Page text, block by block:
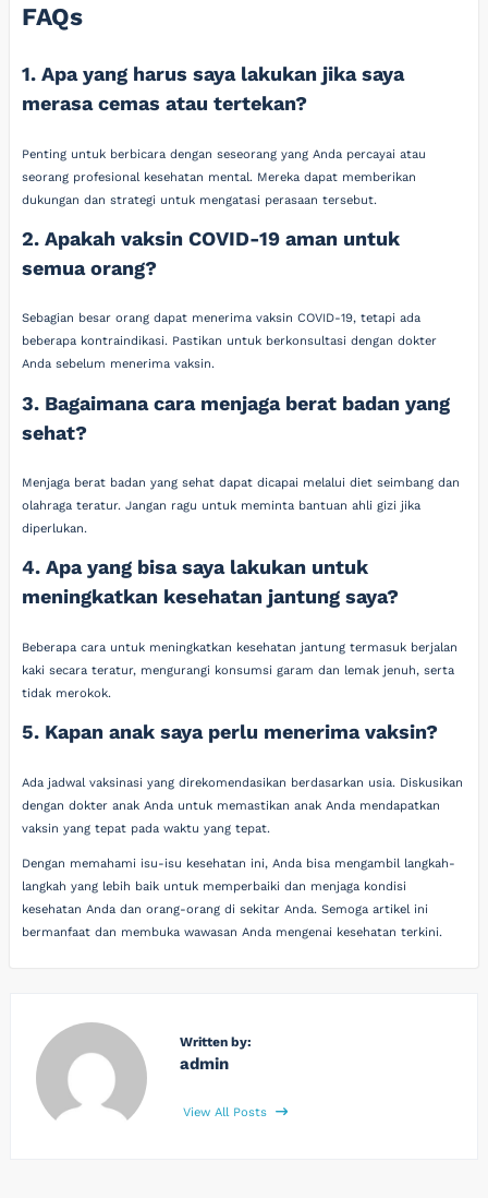
FAQs
1. Apa yang harus saya lakukan jika saya
merasa cemas atau tertekan?
Penting untuk berbicara dengan seseorang yang Anda percayai atau
seorang profesional kesehatan mental. Mereka dapat memberikan
dukungan dan strategi untuk mengatasi perasaan tersebut.
2. Apakah vaksin COVID-19 aman untuk
semua orang?
Sebagian besar orang dapat menerima vaksin COVID-19, tetapi ada
beberapa kontraindikasi. Pastikan untuk berkonsultasi dengan dokter
Anda sebelum menerima vaksin.
3. Bagaimana cara menjaga berat badan yang
sehat?
Menjaga berat badan yang sehat dapat dicapai melalui diet seimbang dan
olahraga teratur. Jangan ragu untuk meminta bantuan ahli gizi jika
diperlukan.
4. Apa yang bisa saya lakukan untuk
meningkatkan kesehatan jantung saya?
Beberapa cara untuk meningkatkan kesehatan jantung termasuk berjalan
kaki secara teratur, mengurangi konsumsi garam dan lemak jenuh, serta
tidak merokok.
5. Kapan anak saya perlu menerima vaksin?
Ada jadwal vaksinasi yang direkomendasikan berdasarkan usia. Diskusikan
dengan dokter anak Anda untuk memastikan anak Anda mendapatkan
vaksin yang tepat pada waktu yang tepat.
Dengan memahami isu-isu kesehatan ini, Anda bisa mengambil langkah-
langkah yang lebih baik untuk memperbaiki dan menjaga kondisi
kesehatan Anda dan orang-orang di sekitar Anda. Semoga artikel ini
bermanfaat dan membuka wawasan Anda mengenai kesehatan terkini.
Written by:
admin
View All Posts